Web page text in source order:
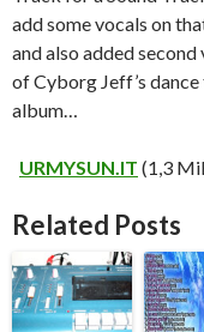
add some vocals on
and also added
of Cyborg Jeff’s
album…
URMYSUN.IT (1,3
Related Posts